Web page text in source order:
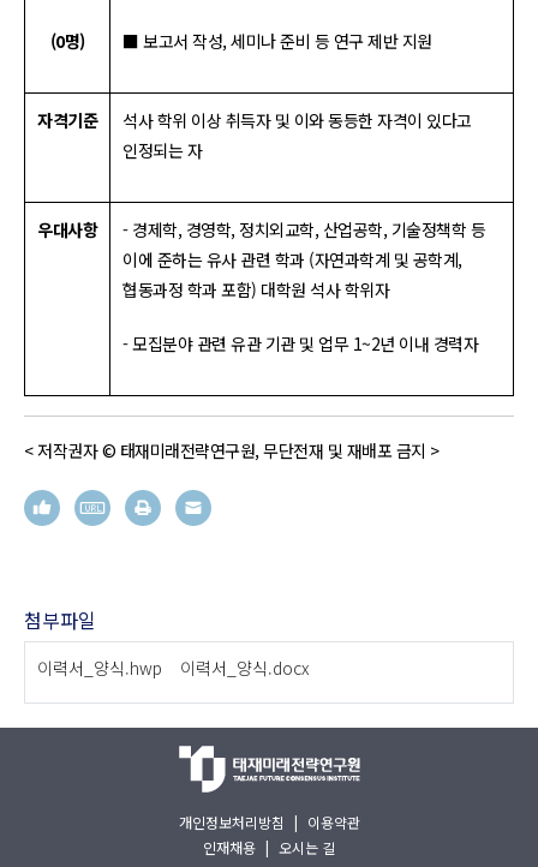
(0명) ■ 보고서 작성, 세미나 준비 등 연구 제반 지원
자격기준
석사 학위 이상 취득자 및 이와 동등한 자격이 있다고
인정되는 자
우대사항
- 경제학, 경영학, 정치외교학, 산업공학, 기술정책학 등
이에 준하는 유사 관련 학과 (자연과학계 및 공학계,
협동과정 학과 포함) 대학원 석사 학위자
- 모집분야 관련 유관 기관 및 업무 1~2년 이내 경력자
< 저작권자 © 태재미래전략연구원, 무단전재 및 재배포 금지 >
첨부파일
이력서_양식.hwp 이력서_양식.docx
개인정보처리방침 | 이용약관
인재채용 | 오시는 길